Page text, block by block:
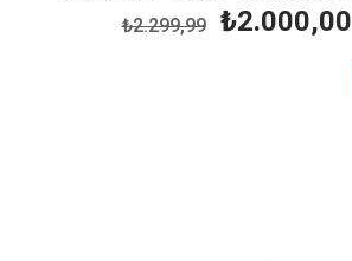
₺2.000,00
₺2.299,99